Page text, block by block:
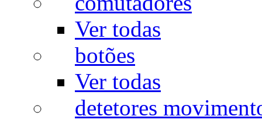
Ver todas
botões
Ver todas
detetores